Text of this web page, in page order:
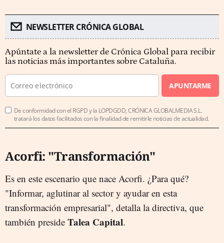
NEWSLETTER CRÓNICA GLOBAL
Apúntate a la newsletter de Crónica Global para recibir
las noticias más importantes sobre Cataluña.
APUNTARME
De conformidad con el RGPD y la LOPDGDD, CRÓNICA GLOBALMEDIA S.L.
tratará los datos facilitados con la finalidad de remitirle noticias de actualidad.
Acorfi: "Transformación"
Es en este escenario que nace Acorfi. ¿Para qué?
"Informar, aglutinar al sector y ayudar en esta
transformación empresarial", detalla la directiva, que
también preside Talea Capital.